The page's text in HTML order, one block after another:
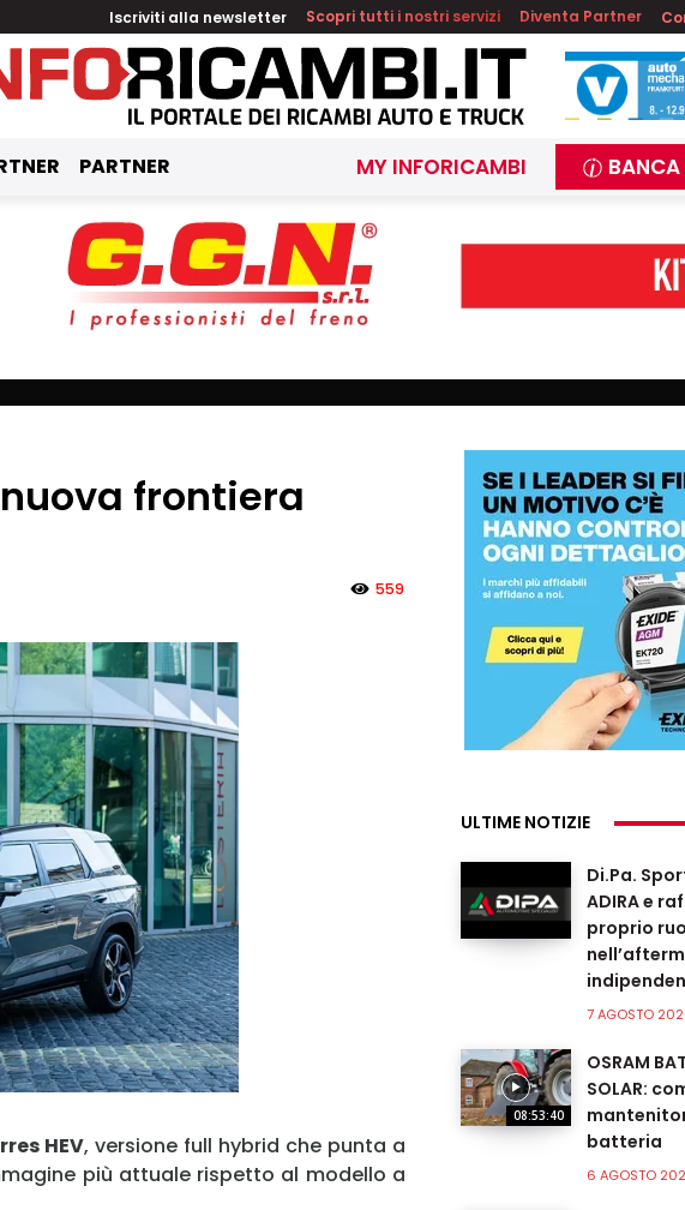
Iscriviti alla newsletter Scopri tutti i nostri servizi Diventa Partner
PARTNER MY INFORICAMBI
nuova frontiera
559
HEV, versione full hybrid che punta a
più attuale rispetto al modello a
ULTIME NOTIZIE
Di.Pa.
ADIRA e
proprio
7 AGOSTO
08:53:40
OSRAM
SOLAR:
batteria
6 AGOSTO